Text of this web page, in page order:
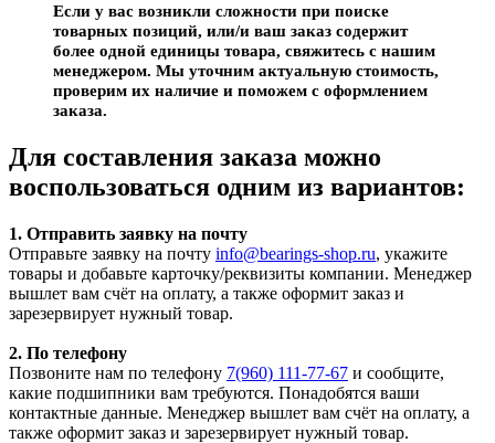
Если у вас возникли сложности при поиске
товарных позиций, или/и ваш заказ содержит
более одной единицы товара, свяжитесь с нашим
менеджером. Мы уточним актуальную стоимость,
проверим их наличие и поможем с оформлением
заказа.
Для составления заказа можно
воспользоваться одним из вариантов:
1. Отправить заявку на почту
Отправьте заявку на почту info@bearings-shop.ru, укажите
товары и добавьте карточку/реквизиты компании. Менеджер
вышлет вам счёт на оплату, а также оформит заказ и
зарезервирует нужный товар.
2. По телефону
Позвоните нам по телефону 7(960) 111-77-67 и сообщите,
какие подшипники вам требуются. Понадобятся ваши
контактные данные. Менеджер вышлет вам счёт на оплату, а
также оформит заказ и зарезервирует нужный товар.